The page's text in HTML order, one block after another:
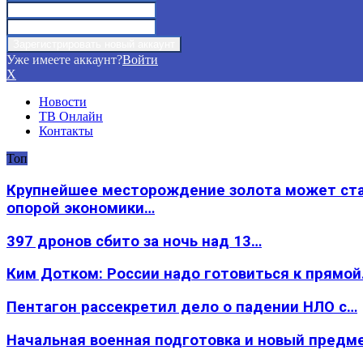
Уже имеете аккаунт?Войти
X
Новости
ТВ Онлайн
Контакты
Топ
Крупнейшее месторождение золота может
опорой экономики…
397 дронов сбито за ночь над 13…
Ким Дотком: России надо готовиться к
Пентагон рассекретил дело о падении НЛО с…
Начальная военная подготовка и новый